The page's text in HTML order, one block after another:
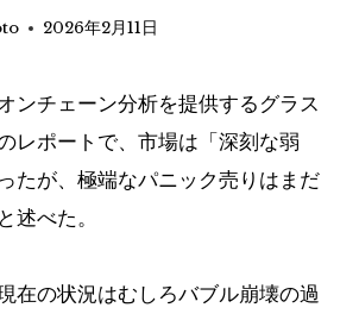
2026年2月11日
ンチェーン分析を提供するグラス
レポートで、市場は「深刻な弱
たが、極端なパニック売りはまだ
述べた。
在の状況はむしろバブル崩壊の過